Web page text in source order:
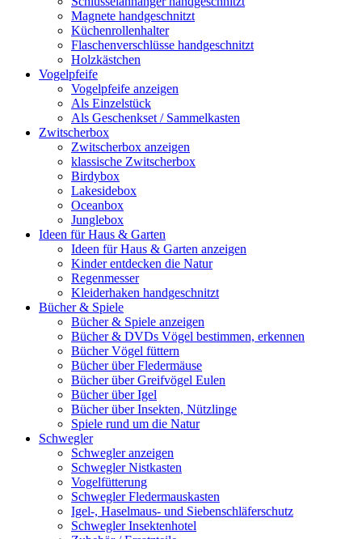
Magnete handgeschnitzt
Küchenrollenhalter
Flaschenverschlüsse handgeschnitzt
Holzkästchen
Vogelpfeife
Vogelpfeife anzeigen
Als Einzelstück
Als Geschenkset / Sammelkasten
Zwitscherbox
Zwitscherbox anzeigen
klassische Zwitscherbox
Birdybox
Lakesidebox
Oceanbox
Junglebox
Ideen für Haus & Garten
Ideen für Haus & Garten anzeigen
Kinder entdecken die Natur
Regenmesser
Kleiderhaken handgeschnitzt
Bücher & Spiele
Bücher & Spiele anzeigen
Bücher & DVDs Vögel bestimmen, erkennen
Bücher Vögel füttern
Bücher über Fledermäuse
Bücher über Greifvögel Eulen
Bücher über Igel
Bücher über Insekten, Nützlinge
Spiele rund um die Natur
Schwegler
Schwegler anzeigen
Schwegler Nistkasten
Vogelfütterung
Schwegler Fledermauskasten
Igel-, Haselmaus- und Siebenschläferschutz
Schwegler Insektenhotel